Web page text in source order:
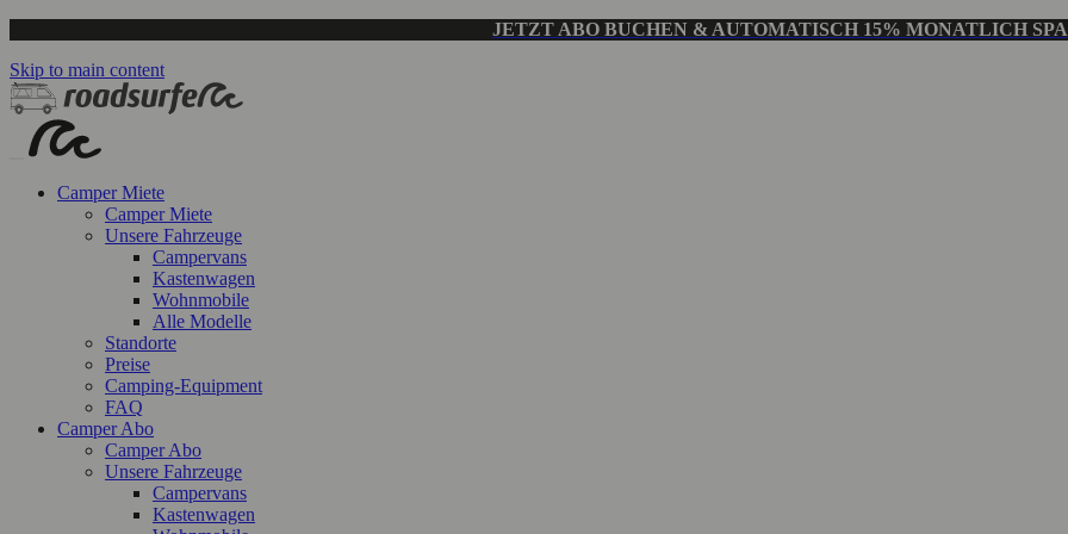
JETZT ABO BUCHEN & AUTOMATISCH 15% MONATLICH
Skip to main content
Camper Miete
Camper Miete
Unsere Fahrzeuge
Campervans
Kastenwagen
Wohnmobile
Alle Modelle
Standorte
Preise
Camping-Equipment
FAQ
Camper Abo
Camper Abo
Unsere Fahrzeuge
Campervans
Kastenwagen